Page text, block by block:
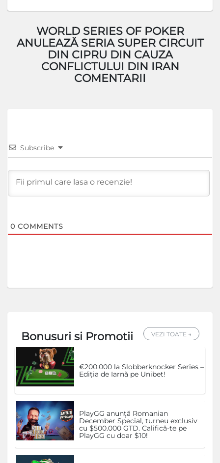
WORLD SERIES OF POKER
ANULEAZĂ SERIA SUPER CIRCUIT
DIN CIPRU DIN CAUZA
CONFLICTULUI DIN IRAN
COMENTARII
Subscribe
0 COMMENTS
Bonusuri si Promotii VEZI TOATE →
€200.000 la Slobberknocker Series –
Ediția de Iarnă pe Unibet!
PlayGG anunță Romanian
December Special, turneu exclusiv
cu $500.000 GTD. Califică-te pe
PlayGG cu doar $10!